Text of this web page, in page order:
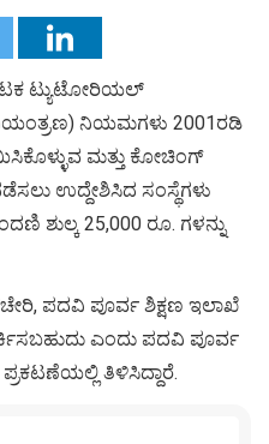
ಟ್ಯುಟೋರಿಯಲ್
ನಿಯಮಗಳು 2001ರಡಿ
ಮತ್ತು ಕೋಚಿಂಗ್
ಉದ್ದೇಶಿಸಿದ ಸಂಸ್ಥೆಗಳು
25,000 ರೂ. ಗಳನ್ನು
ಪದವಿ ಪೂರ್ವ ಶಿಕ್ಷಣ ಇಲಾಖೆ
ಎಂದು ಪದವಿ ಪೂರ್ವ
ತಿಳಿಸಿದ್ದಾರೆ.